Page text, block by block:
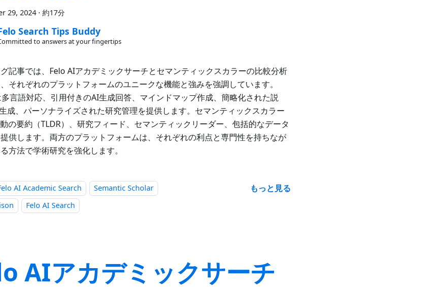
29, 2024 · 約17分
Search Tips Buddy
to answers at your fingertips
記事では、Felo AIアカデミックサーチとセマンティックスカラーの比較分析
それぞれのプラットフォームのユニークな機能と強みを強調しています。
言語対応、引用付きのAI生成回答、マインドマップ作成、簡略化された説
成、パーソナライズされた研究管理を提供します。セマンティックスカラー
の要約（TLDR）、研究フィード、セマンティックリーダー、包括的なデータ
供します。両方のプラットフォームは、それぞれの利点と専門性を持ちなが
方法で学術研究を強化します。
AI Academic Search
Semantic Scholar
Felo AI Search
もっと見る
AIアカデミックサーチ